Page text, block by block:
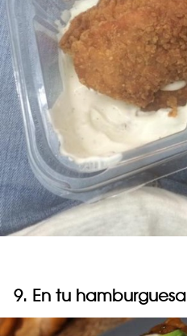
9. En tu hamburguesa